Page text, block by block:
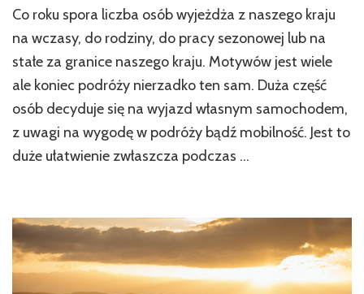
Co roku spora liczba osób wyjeżdża z naszego kraju
na wczasy, do rodziny, do pracy sezonowej lub na
stałe za granice naszego kraju. Motywów jest wiele
ale koniec podróży nierzadko ten sam. Duża część
osób decyduje się na wyjazd własnym samochodem,
z uwagi na wygodę w podróży bądź mobilność. Jest to
duże ułatwienie zwłaszcza podczas …